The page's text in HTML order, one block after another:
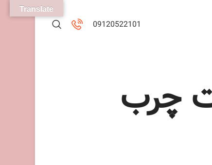
09120522101
چرب
Translate